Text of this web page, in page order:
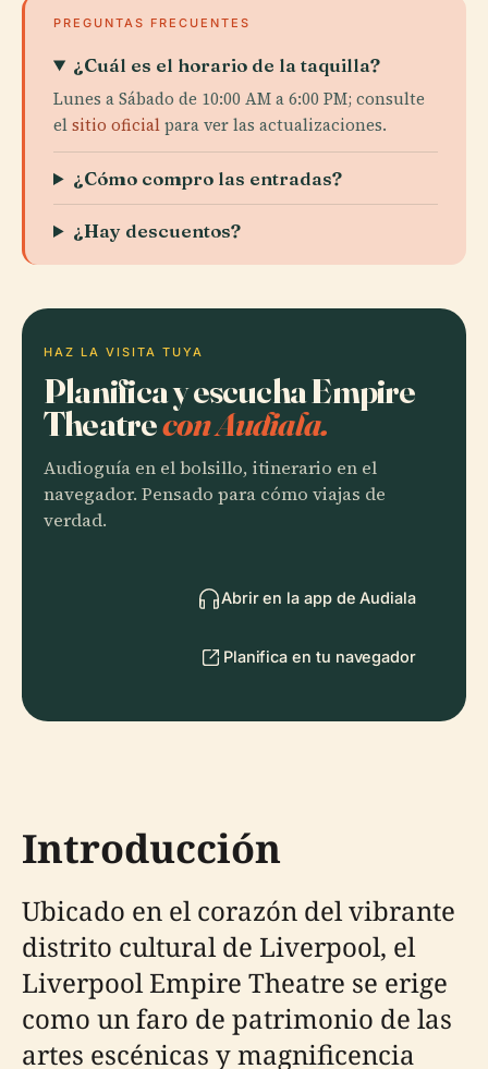
PREGUNTAS FRECUENTES
¿Cuál es el horario de la taquilla?
Lunes a Sábado de 10:00 AM a 6:00 PM; consulte
elsitio oficialpara ver las actualizaciones.
¿Cómo compro las entradas?
¿Hay descuentos?
HAZ LA VISITA TUYA
Planifica y escucha Empire
Theatrecon Audiala.
Audioguía en el bolsillo, itinerario en el
navegador. Pensado para cómo viajas de
verdad.
Abrir en la app de Audiala
Planifica en tu navegador
Introducción
Ubicado en el corazón del vibrante
distrito cultural de Liverpool, el
Liverpool Empire Theatre se erige
como un faro de patrimonio de las
artes escénicas y magnificencia